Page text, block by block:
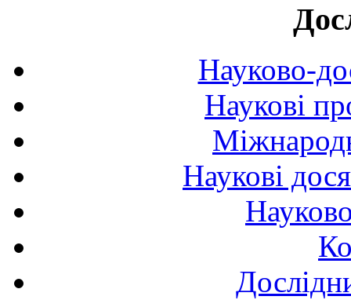
Науково-
Наукові
Наукові